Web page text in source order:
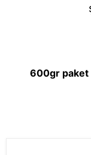
600gr paket